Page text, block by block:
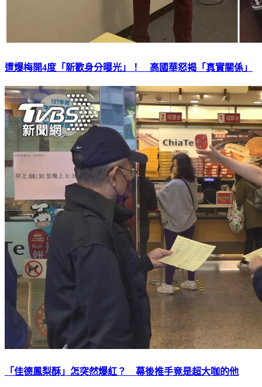
遭爆梅開4度「新歡身分曝光」！ 高國華怒揭「真實關係」
「佳德鳳梨酥」怎突然爆紅？ 幕後推手竟是超大咖的他